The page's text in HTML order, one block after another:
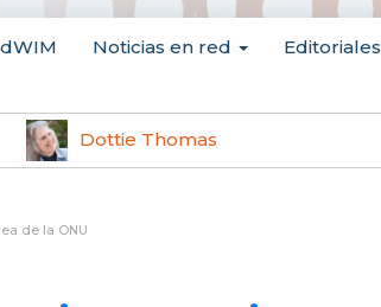
Noticias en red Editoriales
Dottie Thomas
de la ONU